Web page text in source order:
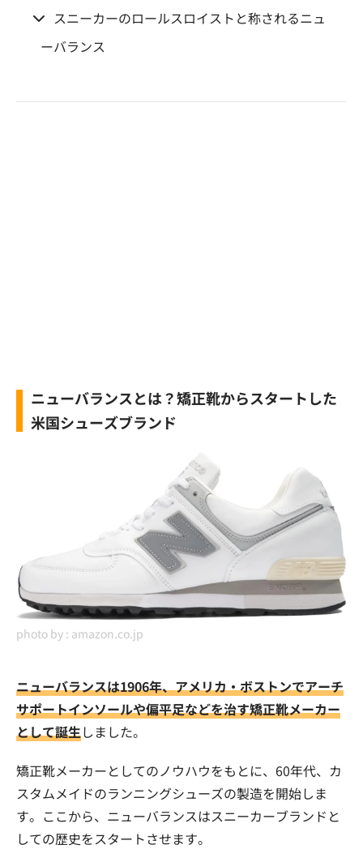
スニーカーのロールスロイストと称されるニュ
ーバランス
ニューバランスとは？矯正靴からスタートした
米国シューズブランド
photo by : amazon.co.jp
ニューバランスは1906年、アメリカ・ボストンでアーチ
サポートインソールや偏平足などを治す矯正靴メーカー
として誕生しました。
矯正靴メーカーとしてのノウハウをもとに、60年代、カ
スタムメイドのランニングシューズの製造を開始しま
す。ここから、ニューバランスはスニーカーブランドと
しての歴史をスタートさせます。